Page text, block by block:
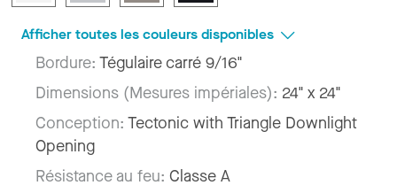
Afficher toutes les couleurs disponibles
Bordure: Tégulaire carré 9/16"
Dimensions (Mesures impériales): 24" x 24"
Conception: Tectonic with Triangle Downlight
Opening
Résistance au feu: Classe A